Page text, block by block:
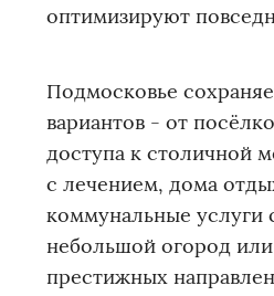
оптимизируют
Подмосковье
вариантов - от
доступа к столичной
с лечением, дома
коммунальные услуги
небольшой огород
престижных